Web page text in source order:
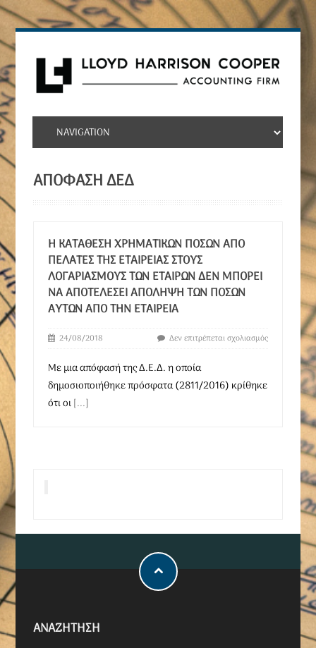
ΑΠΟΦΑΣΗ ΔΕΔ
Η ΚΑΤΆΘΕΣΗ ΧΡΗΜΑΤΙΚΏΝ ΠΟΣΏΝ ΑΠΌ
ΠΕΛΆΤΕΣ ΤΗΣ ΕΤΑΙΡΕΊΑΣ ΣΤΟΥΣ
ΛΟΓΑΡΙΑΣΜΟΎΣ ΤΩΝ ΕΤΑΊΡΩΝ ΔΕΝ ΜΠΟΡΕΊ
ΝΑ ΑΠΟΤΕΛΈΣΕΙ ΑΠΌΛΗΨΗ ΤΩΝ ΠΟΣΏΝ
ΑΥΤΏΝ ΑΠΌ ΤΗΝ ΕΤΑΙΡΕΊΑ
24/08/2018 Δεν επιτρέπεται σχολιασμός
Με μια απόφασή της Δ.Ε.Δ. η οποία
δημοσιοποιήθηκε πρόσφατα (2811/2016) κρίθηκε
ότι οι[...]
ΑΝΑΖΗΤΗΣΗ